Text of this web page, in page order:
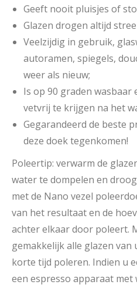
Geeft nooit pluisjes of
Glazen drogen altijd
Veelzijdig in gebruik,
autoramen, spiegels,
weer als nieuw;
Is op 90 graden wasbaar
vetvrij te krijgen na het
Gegarandeerd de beste
deze doek tegenkomen!
Poleertip: verwarm de
water te dompelen en
met de Nano vezel
van het resultaat en de
achter elkaar door poleert.
gemakkelijk alle glazen
korte tijd poleren. Indien u
een espresso apparaat met